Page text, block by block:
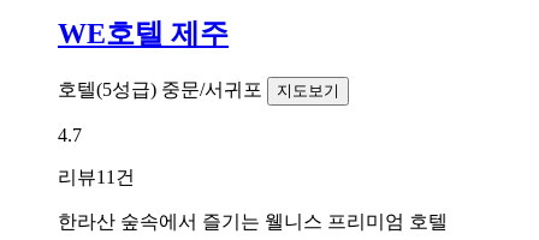
WE호텔 제주
호텔(5성급) 중문/서귀포 지도보기
4.7
리뷰11건
한라산 숲속에서 즐기는 웰니스 프리미엄 호텔